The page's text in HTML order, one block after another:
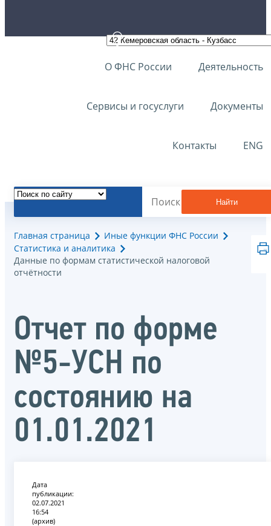
О ФНС России Деятельность
Сервисы и госуслуги Документы
Контакты ENG
Найти
Главная страница
Иные функции ФНС России
Статистика и аналитика
Данные по формам статистической налоговой
отчётности
Отчет по форме
№5-УСН по
состоянию на
01.01.2021
Дата
публикации:
02.07.2021
16:54
(архив)